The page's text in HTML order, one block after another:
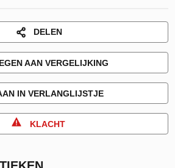
DELEN
AAN VERGELIJKING
IN VERLANGLIJSTJE
KLACHT